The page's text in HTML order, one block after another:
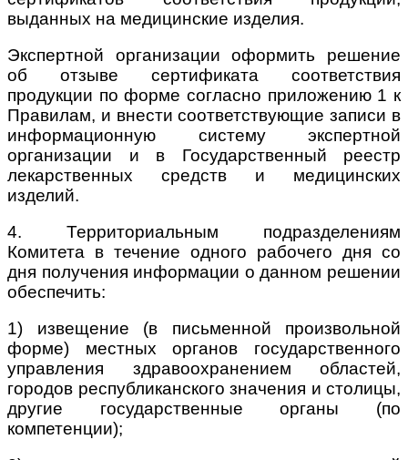
выданных на медицинские изделия.
Экспертной организации оформить решение
об отзыве сертификата соответствия
продукции по форме согласно приложению 1 к
Правилам, и внести соответствующие записи в
информационную систему экспертной
организации и в Государственный реестр
лекарственных средств и медицинских
изделий.
4. Территориальным подразделениям
Комитета в течение одного рабочего дня со
дня получения информации о данном решении
обеспечить:
1) извещение (в письменной произвольной
форме) местных органов государственного
управления здравоохранением областей,
городов республиканского значения и столицы,
другие государственные органы (по
компетенции);